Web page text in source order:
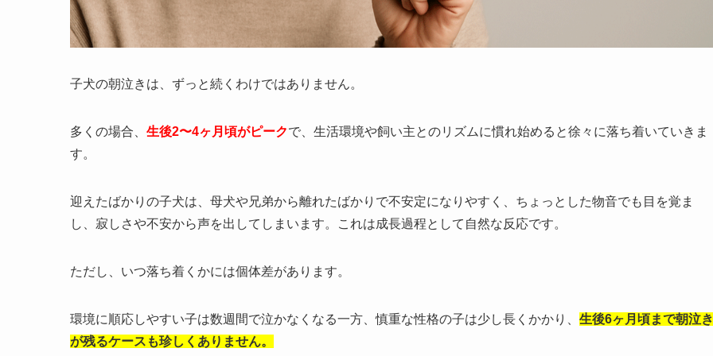
子犬の朝泣きは、ずっと続くわけではありません。
多くの場合、 生後2〜4ヶ月頃がピークで、生活環境や飼い主とのリズムに慣れ始めると徐々に落ち着いていきま
す。
迎えたばかりの子犬は、母犬や兄弟から離れたばかりで不安定になりやすく、ちょっとした物音でも目を覚ま
し、寂しさや不安から声を出してしまいます。これは成長過程として自然な反応です。
ただし、いつ落ち着くかには個体差があります。
環境に順応しやすい子は数週間で泣かなくなる一方、慎重な性格の子は少し長くかかり、 生後6ヶ月頃まで朝泣き
が残るケースも珍しくありません。